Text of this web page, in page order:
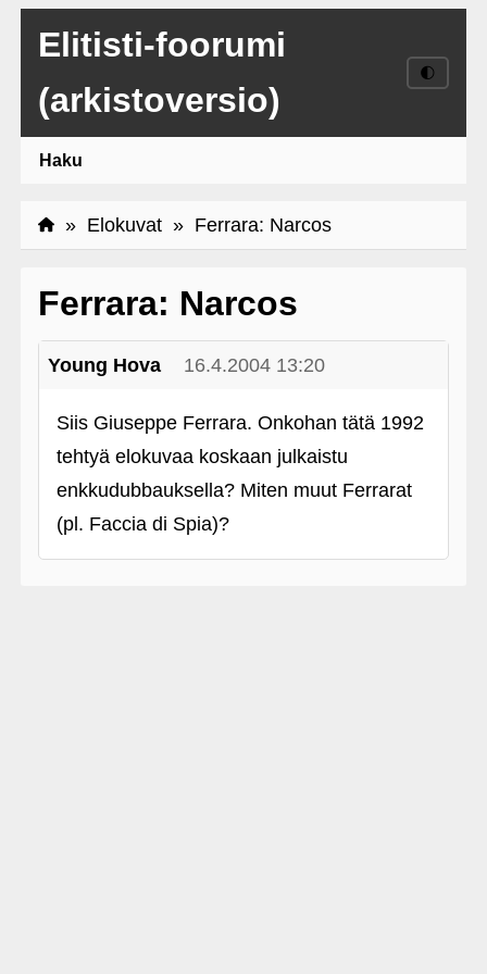
Elitisti-foorumi
(arkistoversio)
🌓
Haku
» Elokuvat» Ferrara: Narcos
Ferrara: Narcos
Young Hova 16.4.2004 13:20
Siis Giuseppe Ferrara. Onkohan tätä 1992
tehtyä elokuvaa koskaan julkaistu
enkkudubbauksella? Miten muut Ferrarat
(pl. Faccia di Spia)?